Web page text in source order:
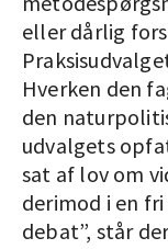
eller dårlig
Hverken den
den
udvalgets
sat af lov om
derimod i en
debat”, står